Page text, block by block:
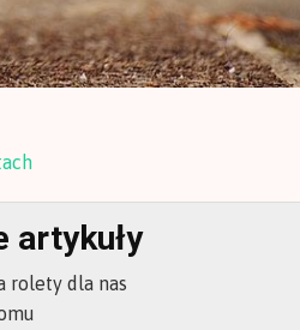
artykuły
rolety dla nas